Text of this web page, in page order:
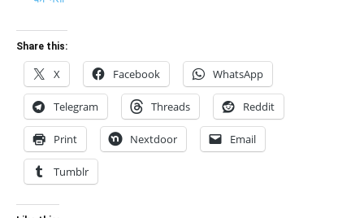
Share this:
X Facebook WhatsApp
Telegram Threads Reddit
Print Nextdoor Email
Tumblr